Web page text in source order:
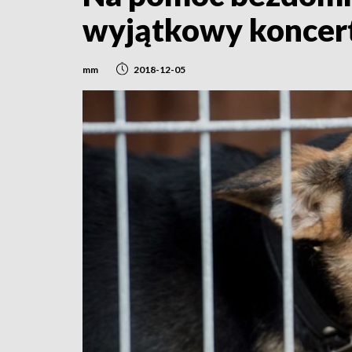
wyjątkowy
mm 2018-12-05